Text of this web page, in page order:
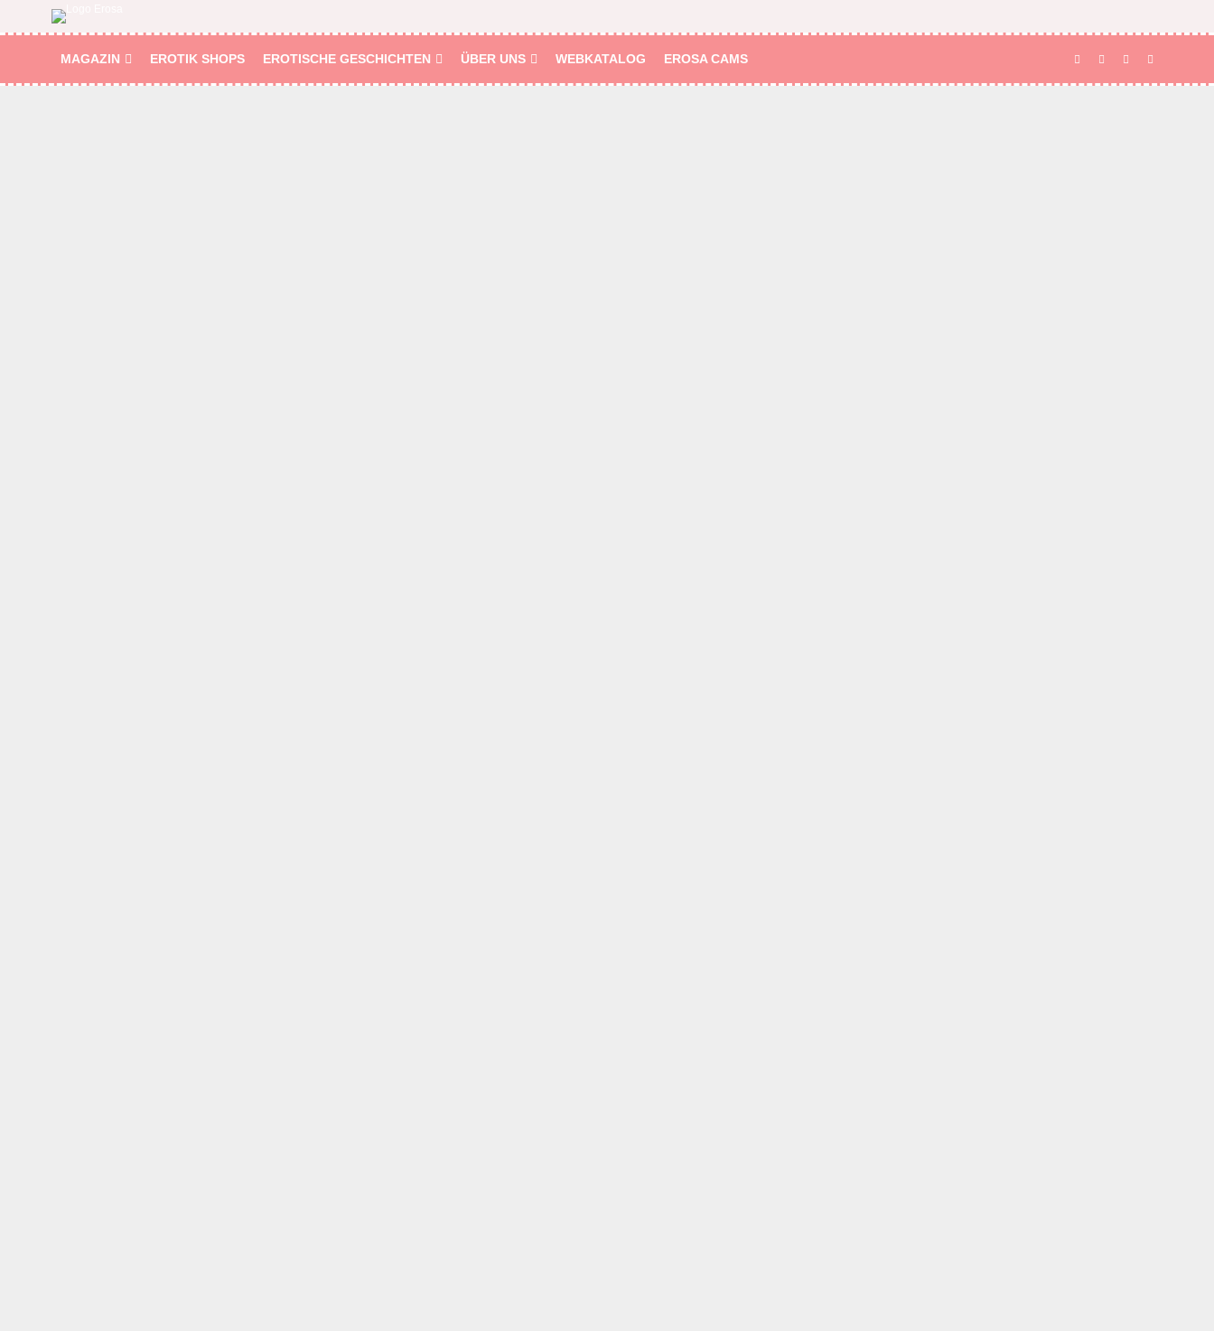
MAGAZIN EROTIK SHOPS EROTISCHE GESCHICHTEN ÜBER UNS WEBKATALOG EROSA CAMS